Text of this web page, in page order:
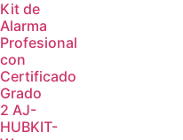
Kit de
Alarma
Profesional
con
Certificado
Grado
2 AJ-
HUBKIT-